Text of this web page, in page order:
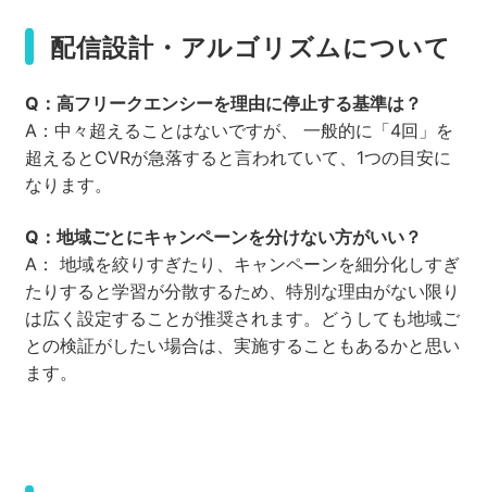
配信設計・アルゴリズムについて
Q：高フリークエンシーを理由に停止する基準は？
A：中々超えることはないですが、 一般的に「4回」を
超えるとCVRが急落すると言われていて、1つの目安に
なります。
Q：地域ごとにキャンペーンを分けない方がいい？
A： 地域を絞りすぎたり、キャンペーンを細分化しすぎ
たりすると学習が分散するため、特別な理由がない限り
は広く設定することが推奨されます。どうしても地域ご
との検証がしたい場合は、実施することもあるかと思い
ます。